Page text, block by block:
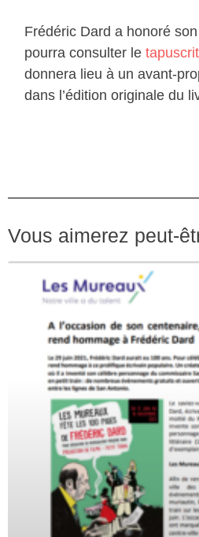
Frédéric Dard a honoré
pourra consulter le
donnera lieu à un avant-
dans l’édition originale du
Vous aimerez peut-